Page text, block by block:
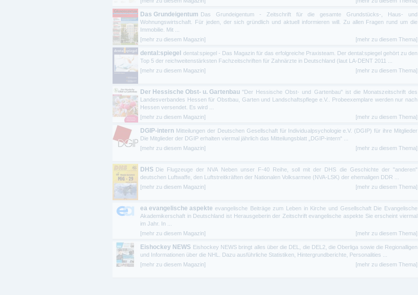
Das Grundeigentum Das Grundeigentum - Zeitschrift für die gesamte Grundstücks-, Haus- und
Wohnungswirtschaft. Für jeden, der sich gründlich und aktuell informieren will. Zu allen Fragen rund um die
Immobilie. Mit ...
[mehr zu diesem Magazin]
[mehr zu diesem Thema]
dental:spiegel dental:spiegel - Das Magazin für das erfolgreiche Praxisteam. Der dental:spiegel gehört zu den
Top 5 der reichweitenstärksten Fachzeitschriften für Zahnärzte in Deutschland (laut LA-DENT 2011 ...
[mehr zu diesem Magazin]
[mehr zu diesem Thema]
Der Hessische Obst- u. Gartenbau "Der Hessische Obst- und Gartenbau" ist die Monatszeitschrift des
Landesverbandes Hessen für Obstbau, Garten und Landschaftspflege e.V.. Probeexemplare werden nur nach
Hessen versendet. Es wird ...
[mehr zu diesem Magazin]
[mehr zu diesem Thema]
DGIP-intern Mitteilungen der Deutschen Gesellschaft für Individualpsychologie e.V. (DGIP) für ihre Mitglieder
Die Mitglieder der DGIP erhalten viermal jährlich das Mitteilungsblatt „DGIP-intern“ ...
[mehr zu diesem Magazin]
[mehr zu diesem Thema]
DHS Die Flugzeuge der NVA Neben unser F-40 Reihe, soll mit der DHS die Geschichte der "anderen"
deutschen Luftwaffe, den Luftstreitkräften der Nationalen Volksarmee (NVA-LSK) der ehemaligen DDR ...
[mehr zu diesem Magazin]
[mehr zu diesem Thema]
ea evangelische aspekte evangelische Beiträge zum Leben in Kirche und Gesellschaft Die Evangelische
Akademikerschaft in Deutschland ist Herausgeberin der Zeitschrift evangelische aspekte Sie erscheint viermal
im Jahr. In ...
[mehr zu diesem Magazin]
[mehr zu diesem Thema]
Eishockey NEWS Eishockey NEWS bringt alles über die DEL, die DEL2, die Oberliga sowie die Regionalligen
und Informationen über die NHL. Dazu ausführliche Statistiken, Hintergrundberichte, Personalities ...
[mehr zu diesem Magazin]
[mehr zu diesem Thema]